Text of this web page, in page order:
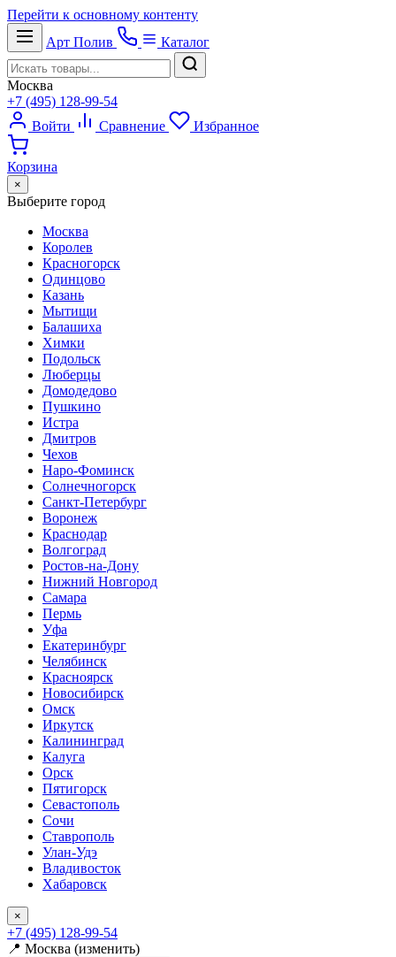
Перейти к основному контенту
Арт Полив Каталог
Москва
+7 (495) 128-99-54
Войти
Сравнение Избранное
Корзина
×
Выберите город
Москва
Королев
Красногорск
Одинцово
Казань
Мытищи
Балашиха
Химки
Подольск
Люберцы
Домодедово
Пушкино
Истра
Дмитров
Чехов
Наро-Фоминск
Солнечногорск
Санкт-Петербург
Воронеж
Краснодар
Волгоград
Ростов-на-Дону
Нижний Новгород
Самара
Пермь
Уфа
Екатеринбург
Челябинск
Красноярск
Новосибирск
Омск
Иркутск
Калининград
Калуга
Орск
Пятигорск
Севастополь
Сочи
Ставрополь
Улан-Удэ
Владивосток
Хабаровск
×
+7 (495) 128-99-54
📍 Москва (изменить)